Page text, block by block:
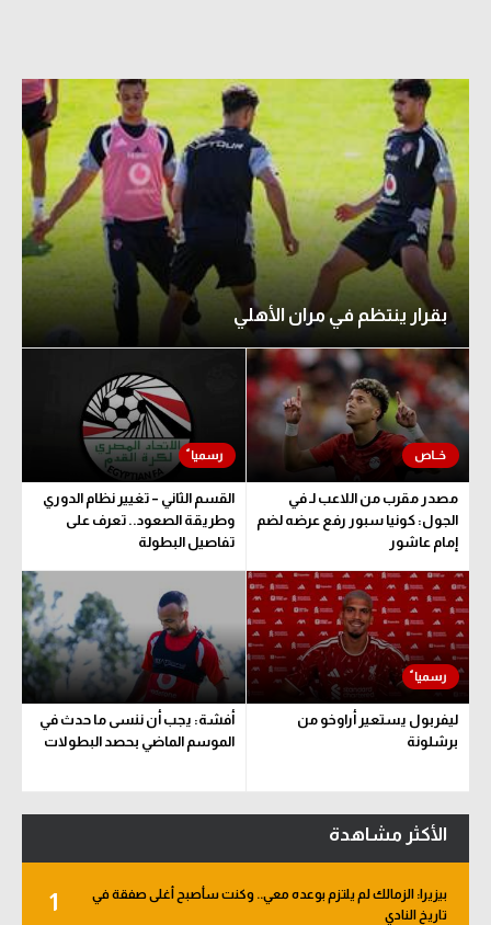
بقرار ينتظم في مران الأهلي
مصدر مقرب من اللاعب لـ في
الجول: كونيا سبور رفع عرضه لضم
إمام عاشور
القسم الثاني – تغيير نظام الدوري
وطريقة الصعود.. تعرف على
تفاصيل البطولة
ليفربول يستعير أراوخو من
برشلونة
أفشة: يجب أن ننسى ما حدث في
الموسم الماضي بحصد البطولات
الأكثر مشاهدة
1
بيزيرا: الزمالك لم يلتزم بوعده معي.. وكنت سأصبح أغلى صفقة في
تاريخ النادي